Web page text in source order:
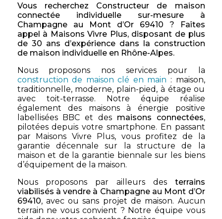
Vous recherchez Constructeur de maison
connectée individuelle sur-mesure à
Champagne au Mont d’Or 69410 ? Faîtes
appel à Maisons Vivre Plus, disposant de plus
de 30 ans d’expérience dans la construction
de maison individuelle en Rhône-Alpes.
Nous proposons nos services pour la
construction de maison clé en main : maison,
traditionnelle, moderne, plain-pied, à étage ou
avec toit-terrasse. Notre équipe réalise
également des maisons à énergie positive
labellisées BBC et des maisons connectées,
pilotées depuis votre smartphone. En passant
par Maisons Vivre Plus, vous profitez de la
garantie décennale sur la structure de la
maison et de la garantie biennale sur les biens
d’équipement de la maison.
Nous proposons par ailleurs des terrains
viabilisés à vendre à Champagne au Mont d’Or
69410, avec ou sans projet de maison. Aucun
terrain ne vous convient ? Notre équipe vous